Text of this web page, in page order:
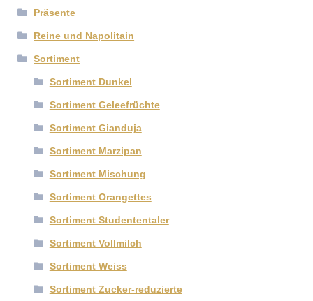
Präsente
Reine und Napolitain
Sortiment
Sortiment Dunkel
Sortiment Geleefrüchte
Sortiment Gianduja
Sortiment Marzipan
Sortiment Mischung
Sortiment Orangettes
Sortiment Studententaler
Sortiment Vollmilch
Sortiment Weiss
Sortiment Zucker-reduzierte